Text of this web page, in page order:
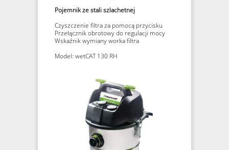
Pojemnik ze stali szlachetnej
Czyszczenie filtra za pomocą przycisku
Przełącznik obrotowy do regulacji mocy
Wskaźnik wymiany worka filtra
Model: wetCAT 130 RH